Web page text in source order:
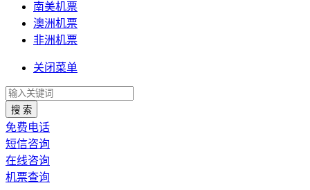
南美机票
澳洲机票
非洲机票
关闭菜单
搜 索
免费电话
短信咨询
在线咨询
机票查询